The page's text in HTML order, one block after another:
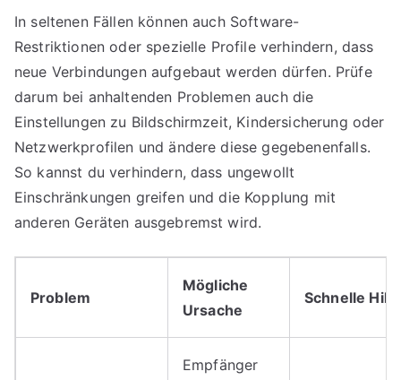
In seltenen Fällen können auch Software-
Restriktionen oder spezielle Profile verhindern, dass
neue Verbindungen aufgebaut werden dürfen. Prüfe
darum bei anhaltenden Problemen auch die
Einstellungen zu Bildschirmzeit, Kindersicherung oder
Netzwerkprofilen und ändere diese gegebenenfalls.
So kannst du verhindern, dass ungewollt
Einschränkungen greifen und die Kopplung mit
anderen Geräten ausgebremst wird.
Problem
Mögliche
Ursache
Schnelle
Empfänger